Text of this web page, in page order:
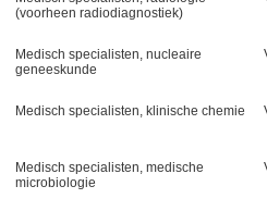
(voorheen radiodiagnostiek)
Medisch specialisten, nucleaire
geneeskunde
Medisch specialisten, klinische chemie
Medisch specialisten, medische
microbiologie